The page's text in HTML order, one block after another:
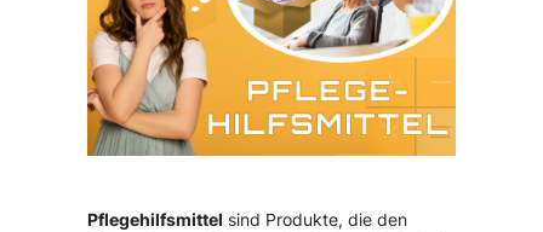
Pflegehilfsmittel sind Produkte, die den